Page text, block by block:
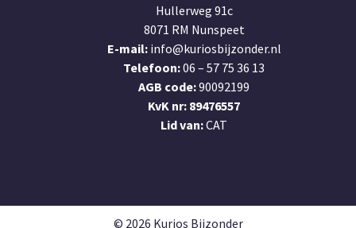
Hullerweg 91c
8071 RM Nunspeet
E-mail:info@kuriosbijzonder.nl
Telefoon:06 – 57 75 36 13
AGB code:90092199
KvK nr: 89476557
Lid van:CAT
© 2026 Kurios Bijzonder